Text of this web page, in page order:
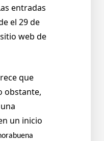
entradas
el 29 de
web de
que
obstante,
un inicio